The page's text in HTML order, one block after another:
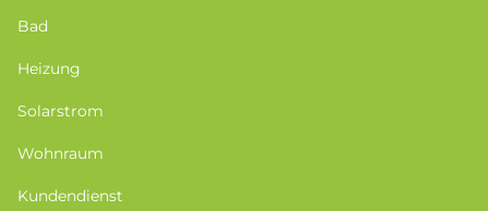
Bad
Heizung
Solarstrom
Wohnraum
Kundendienst